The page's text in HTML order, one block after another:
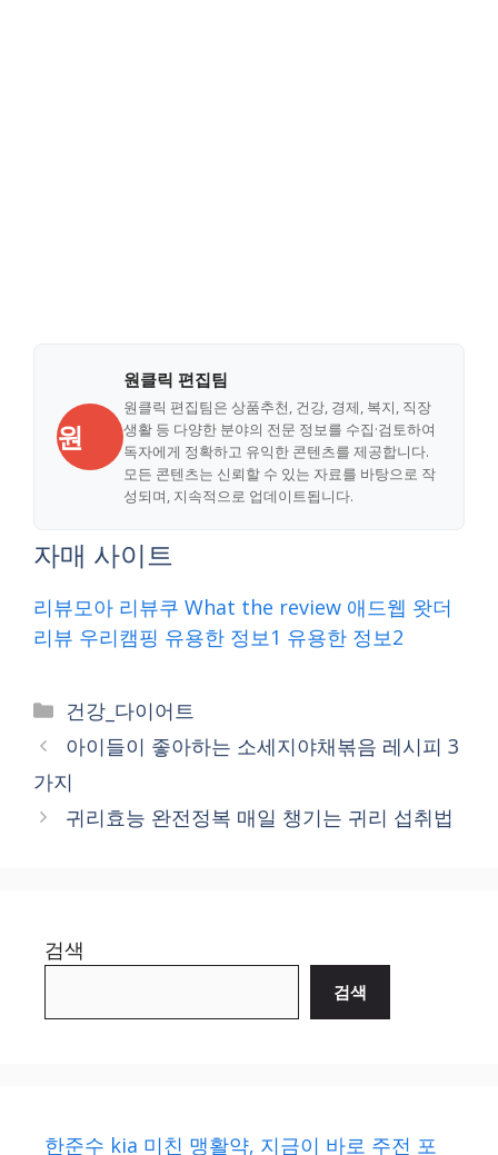
원
원클릭 편집팀
원클릭 편집팀은 상품추천, 건강, 경제, 복지, 직장
생활 등 다양한 분야의 전문 정보를 수집·검토하여
독자에게 정확하고 유익한 콘텐츠를 제공합니다.
모든 콘텐츠는 신뢰할 수 있는 자료를 바탕으로 작
성되며, 지속적으로 업데이트됩니다.
자매 사이트
리뷰모아 리뷰쿠 What the review 애드웹 왓더
리뷰 우리캠핑 유용한 정보1 유용한 정보2
Categories
건강_다이어트
아이들이 좋아하는 소세지야채볶음 레시피 3
가지
귀리효능 완전정복 매일 챙기는 귀리 섭취법
검색
검색
한준수 kia 미친 맹활약, 지금이 바로 주전 포